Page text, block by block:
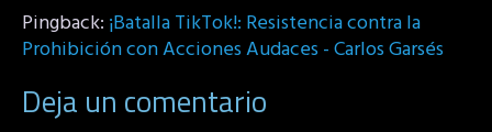
Pingback: ¡Batalla TikTok!: Resistencia contra la
Prohibición con Acciones Audaces - Carlos Garsés
Deja un comentario